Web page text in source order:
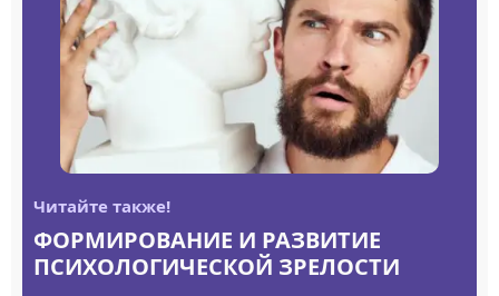
Читайте также!
ФОРМИРОВАНИЕ И РАЗВИТИЕ
ПСИХОЛОГИЧЕСКОЙ ЗРЕЛОСТИ